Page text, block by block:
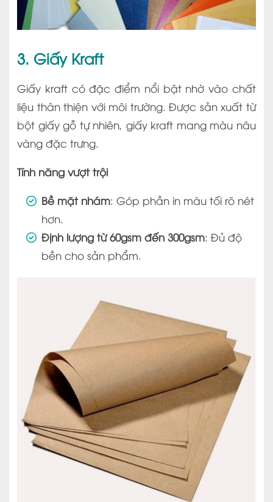
3. Giấy Kraft
Giấy kraft có đặc điểm nổi bật nhờ vào chất
liệu thân thiện với môi trường. Được sản xuất từ
bột giấy gỗ tự nhiên, giấy kraft mang màu nâu
vàng đặc trưng.
Tính năng vượt trội
Bề mặt nhám: Góp phần in màu tối rõ nét
hơn.
Định lượng từ 60gsm đến 300gsm: Đủ độ
bền cho sản phẩm.